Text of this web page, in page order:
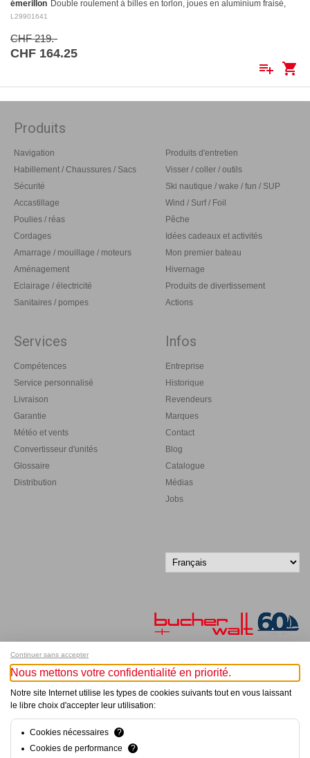
émerillon Double roulement à billes en torlon, joues en aluminium fraisé,
réa en aluminium fraisé Ø 60 mm. Réa en aluminium: ø 60 mm Pour
L29901641
CHF 219.-
CHF 164.25
playlist_add shopping_cart
Produits
Navigation
Habillement / Chaussures / Sacs
Sécurité
Accastillage
Poulies / réas
Cordages
Amarrage / mouillage / moteurs
Aménagement
Eclairage / électricité
Sanitaires / pompes
Produits d'entretien
Visser / coller / outils
Ski nautique / wake / fun / SUP
Wind / Surf / Foil
Pêche
Idées cadeaux et activités
Mon premier bateau
Hivernage
Produits de divertissement
Actions
Services
Compétences
Service personnalisé
Livraison
Garantie
Météo et vents
Convertisseur d'unités
Glossaire
Distribution
Infos
Entreprise
Historique
Revendeurs
Marques
Contact
Blog
Catalogue
Médias
Jobs
Inscrivez-vous à notre newsletter !
Tous droits réservés - Informations non contractuelles
Continuer sans accepter
Nous mettons votre confidentialité en priorité.
Notre site Internet utilise les types de cookies suivants tout en vous laissant
le libre choix d'accepter leur utilisation:
Cookies nécessaires
?
Cookies de performance
?